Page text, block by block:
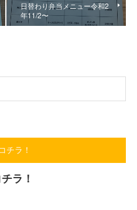
日替わり弁当メニュー令和2
年11/2〜
ラ！
ラ！